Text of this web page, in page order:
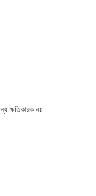
ক্ষতিকারক নয়